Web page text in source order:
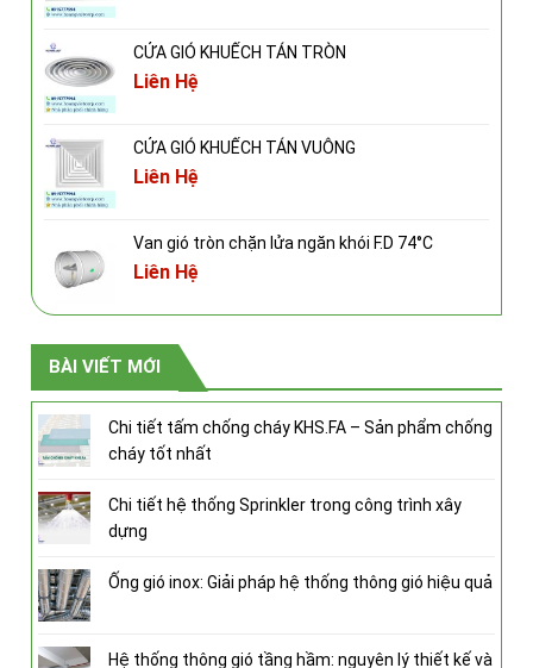
CỬA GIÓ KHUẾCH TÁN TRÒN
Liên Hệ
CỬA GIÓ KHUẾCH TÁN VUÔNG
Liên Hệ
Van gió tròn chặn lửa ngăn khói F.D 74°C
Liên Hệ
BÀI VIẾT MỚI
Chi tiết tấm chống cháy KHS.FA – Sản phẩm chống
cháy tốt nhất
Chi tiết hệ thống Sprinkler trong công trình xây
dựng
Ống gió inox: Giải pháp hệ thống thông gió hiệu quả
Hệ thống thông gió tầng hầm: nguyên lý thiết kế và